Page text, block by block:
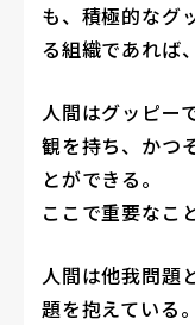
も、積極的なグ
る組織であれば
人間はグッピー
観を持ち、かつ
とができる。
ここで重要なこ
人間は他我問題
題を抱えている